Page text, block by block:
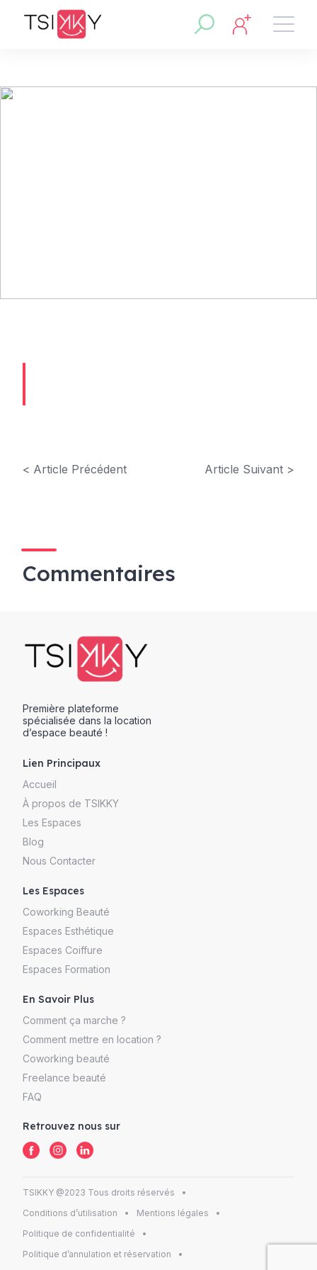
Région :Pierrefitte-sur-Seine
< Article Précédent Article Suivant >
Commentaires
Première plateforme
spécialisée dans la location
d’espace beauté !
Lien Principaux
Accueil
À propos de TSIKKY
Les Espaces
Blog
Nous Contacter
Les Espaces
Coworking Beauté
Espaces Esthétique
Espaces Coiffure
Espaces Formation
En Savoir Plus
Comment ça marche ?
Comment mettre en location ?
Coworking beauté
Freelance beauté
FAQ
Retrouvez nous sur
TSIKKY @2023 Tous droits réservés
Conditions d’utilisation
Mentions légales
Politique de confidentialité
Politique d’annulation et réservation